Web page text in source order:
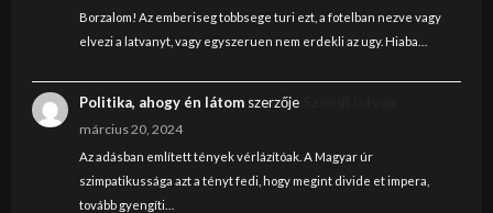
Borzalom! Az emberiseg tobbsege turi ezt, a fotelban nezve vagy
elvezi a latvanyt, vagy egyszeruen nem erdekli az ugy. Hiaba…
Politika, ahogy én látomszerzője
március 20, 2024
Az adásban említett tények vérlázítóak. A Magyar úr
szimpatikussága azt a tényt fedi, hogy megint divide et impera,
tovább gyengíti…